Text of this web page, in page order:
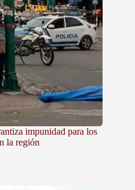
impunidad para los
la región